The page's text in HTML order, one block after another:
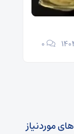
0
موردنیاز